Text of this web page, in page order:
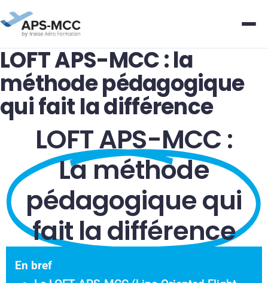
LOFT APS-MCC : la
méthode pédagogique
qui fait la différence
LOFT APS-MCC :
La méthode
pédagogique qui
fait la différence
En bref